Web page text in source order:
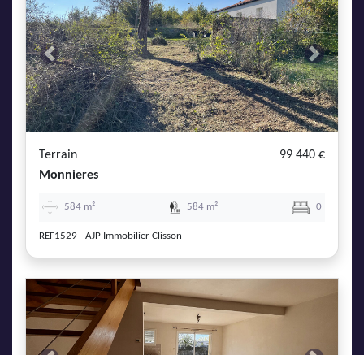
Previous Next
Terrain
99 440 €
Monnieres
584 m² 584 m² 0
REF1529 - AJP Immobilier Clisson